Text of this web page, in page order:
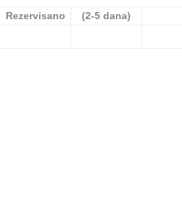
Rezervisano (2-5 dana)